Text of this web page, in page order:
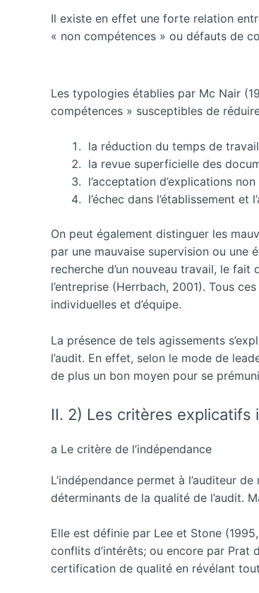
Il existe en effet une forte relation
« non compétences » ou défauts de
Les typologies établies par Mc Nair
compétences » susceptibles de
la réduction du temps de
la revue superficielle des
l’acceptation d’explications
l’échec dans l’établissement et
On peut également distinguer les
par une mauvaise supervision ou une
recherche d’un nouveau travail, le fait
l’entreprise (Herrbach, 2001). Tous
individuelles et d’équipe.
La présence de tels agissements
l’audit. En effet, selon le mode de
de plus un bon moyen pour se
II. 2) Les critères explicatifs
a Le critère de l’indépendance
L’indépendance permet à l’auditeur
déterminants de la qualité de l’audit.
Elle est définie par Lee et Stone
conflits d’intérêts; ou encore par Prat
certification de qualité en révélant